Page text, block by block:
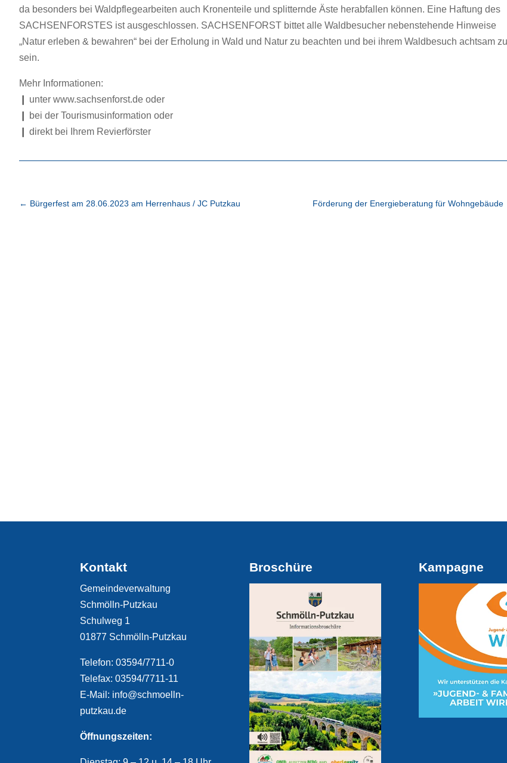
da besonders bei Waldpflegearbeiten auch Kronenteile und splitternde Äste herabfallen können. Eine Haftung des
SACHSENFORSTES ist ausgeschlossen. SACHSENFORST bittet alle Waldbesucher nebenstehende Hinweise
„Natur erleben & bewahren“ bei der Erholung in Wald und Natur zu beachten und bei ihrem Waldbesuch achtsam zu
sein.
Mehr Informationen:
❙ unter www.sachsenforst.de oder
❙ bei der Tourismusinformation oder
❙ direkt bei Ihrem Revierförster
← Bürgerfest am 28.06.2023 am Herrenhaus / JC Putzkau Förderung der Energieberatung für Wohngebäude
Kontakt
Gemeindeverwaltung
Schmölln-Putzkau
Schulweg 1
01877 Schmölln-Putzkau
Telefon: 03594/7711-0
Telefax: 03594/7711-11
E-Mail: info@schmoelln-
putzkau.de
Öffnungszeiten:
Broschüre Kampagne